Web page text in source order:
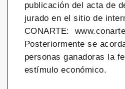
publicación del acta de
jurado en el sitio de
CONARTE:
Posteriormente se
personas ganadoras la
estímulo económico.